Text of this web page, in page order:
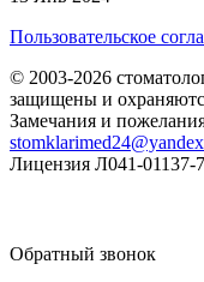
Пользовательское
© 2003-2026
защищены и
Замечания и
Лицензия Л041-01137-
Обратный звонок